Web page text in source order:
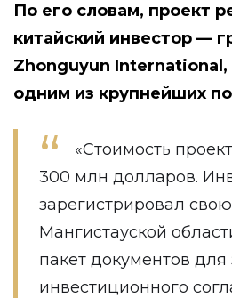
По его словам, проект
китайский инвестор —
Zhonguyun
одним из крупнейших
«Стоимость
300 млн долларов.
зарегистрировал
Мангистауской
пакет документов
инвестиционного